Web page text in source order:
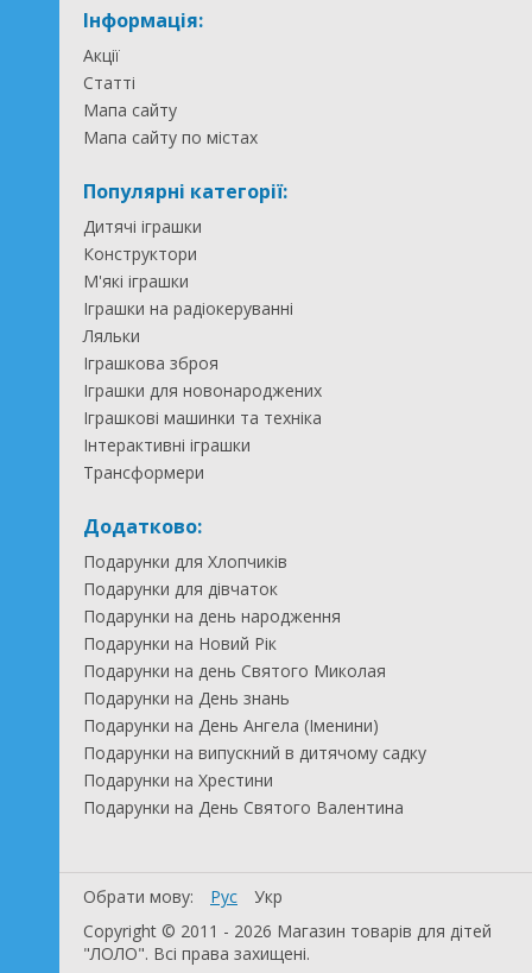
Інформація:
Акції
Статті
Мапа сайту
Мапа сайту по містах
Популярні категорії:
Дитячі іграшки
Конструктори
М'які іграшки
Іграшки на радіокеруванні
Ляльки
Іграшкова зброя
Іграшки для новонароджених
Іграшкові машинки та техніка
Інтерактивні іграшки
Трансформери
Додатково:
Подарунки для Хлопчиків
Подарунки для дівчаток
Подарунки на день народження
Подарунки на Новий Рік
Подарунки на день Святого Миколая
Подарунки на День знань
Подарунки на День Ангела (Іменини)
Подарунки на випускний в дитячому садку
Подарунки на Хрестини
Подарунки на День Святого Валентина
Обрати мову: Рус
Укр
Copyright © 2011 - 2026 Магазин товарів для дітей
"ЛОЛО". Всі права захищені.